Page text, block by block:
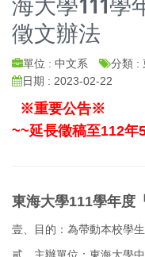
徵文辦法
單位 : 中文系 分類 :
日期 : 2023-02-22
※重要公告※
~~延長徵稿至112年
東海大學111學年度
壹、目的：為帶動本校學